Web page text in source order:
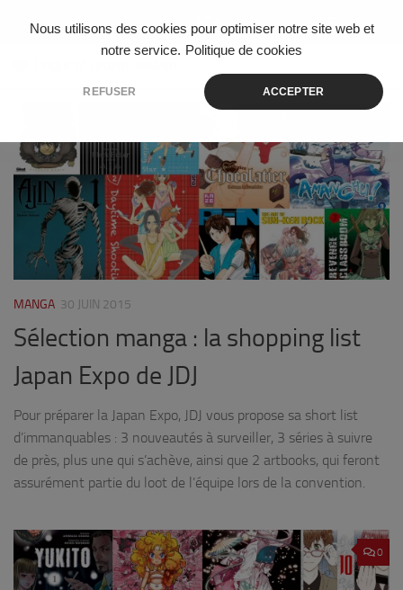
Nous utilisons des cookies pour optimiser notre site web et
notre service. Politique de cookies
REFUSER ACCEPTER
Skip to content
MANGA 30 JUIN 2015
Sélection manga : la shopping list
Japan Expo de JDJ
Pour préparer la Japan Expo, JDJ vous propose sa short list
d’immanquables : 3 nouveautés à surveiller, 3 séries à suivre
de près, plus une qui s’achève, ainsi que 2 artbooks, qui feront
assurément partie du loot de l’équipe lors de la convention.
0